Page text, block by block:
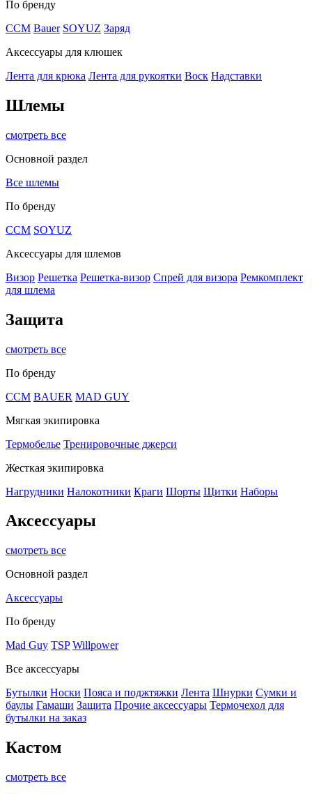
По бренду
CCM Bauer SOYUZ Заряд
Аксессуары для клюшек
Лента для крюка Лента для рукоятки Воск Надставки
Шлемы
смотреть все
Основной раздел
Все шлемы
По бренду
CCM SOYUZ
Аксессуары для шлемов
Визор Решетка Решетка-визор Спрей для визора Ремкомплект
для шлема
Защита
смотреть все
По бренду
CCM BAUER MAD GUY
Мягкая экипировка
Термобелье Тренировочные джерси
Жесткая экипировка
Нагрудники Налокотники Краги Шорты Щитки Наборы
Аксессуары
смотреть все
Основной раздел
Аксессуары
По бренду
Mad Guy TSP Willpower
Все аксессуары
Бутылки Носки Пояса и поджтяжки Лента Шнурки Сумки и
баулы Гамаши Защита Прочие аксессуары Термочехол для
бутылки на заказ
Кастом
смотреть все